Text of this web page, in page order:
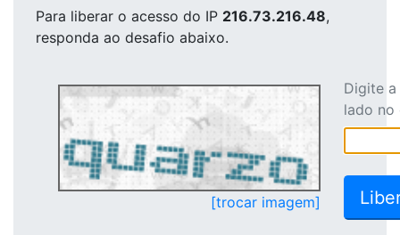
Para liberar o acesso do IP 216.73.216.48,
responda ao desafio abaixo.
[trocar imagem]
Digite
lado no